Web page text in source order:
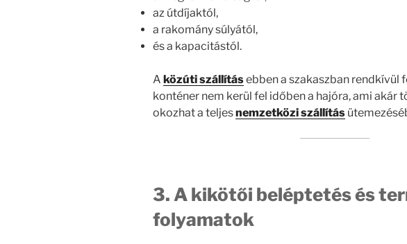
az útdíjaktól,
a rakomány súlyától,
és a kapacitástól.
A közúti szállításebben a szakaszban rendkívül
konténer nem kerül fel időben a hajóra, ami akár
okozhat a teljesnemzetközi szállítás
3. A kikötői beléptetés és
folyamatok